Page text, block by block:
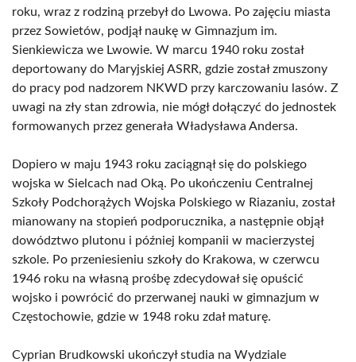
roku, wraz z rodziną przebył do Lwowa. Po zajęciu miasta
przez Sowietów, podjął naukę w Gimnazjum im.
Sienkiewicza we Lwowie. W marcu 1940 roku został
deportowany do Maryjskiej ASRR, gdzie został zmuszony
do pracy pod nadzorem NKWD przy karczowaniu lasów. Z
uwagi na zły stan zdrowia, nie mógł dołączyć do jednostek
formowanych przez generała Władysława Andersa.
Dopiero w maju 1943 roku zaciągnął się do polskiego
wojska w Sielcach nad Oką. Po ukończeniu Centralnej
Szkoły Podchorążych Wojska Polskiego w Riazaniu, został
mianowany na stopień podporucznika, a następnie objął
dowództwo plutonu i później kompanii w macierzystej
szkole. Po przeniesieniu szkoły do Krakowa, w czerwcu
1946 roku na własną prośbę zdecydował się opuścić
wojsko i powrócić do przerwanej nauki w gimnazjum w
Częstochowie, gdzie w 1948 roku zdał maturę.
Cyprian Brudkowski ukończył studia na Wydziale